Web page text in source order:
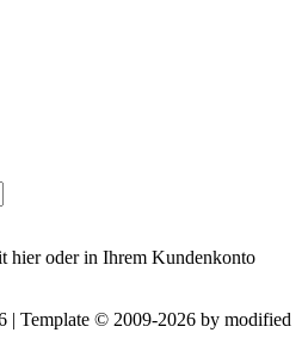
hier oder in Ihrem Kundenkonto
| Template © 2009-2026 by modified